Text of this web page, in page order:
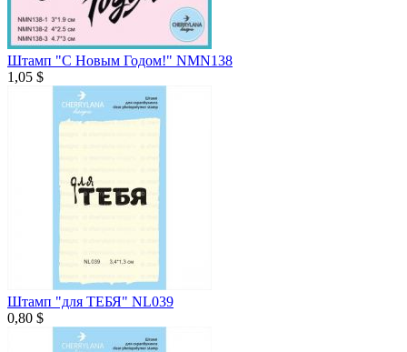
Штамп "С Новым Годом!" NMN138
1,05 $
Штамп "для ТЕБЯ" NL039
0,80 $